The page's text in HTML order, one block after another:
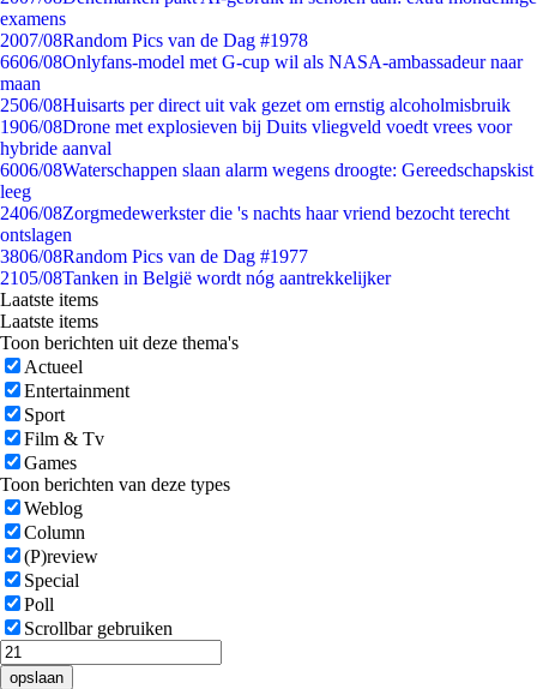
examens
2007/08Random Pics van de Dag #1978
6606/08Onlyfans-model met G-cup wil als NASA-ambassadeur naar
maan
2506/08Huisarts per direct uit vak gezet om ernstig alcoholmisbruik
1906/08Drone met explosieven bij Duits vliegveld voedt vrees voor
hybride aanval
6006/08Waterschappen slaan alarm wegens droogte: Gereedschapskist
leeg
2406/08Zorgmedewerkster die 's nachts haar vriend bezocht terecht
ontslagen
3806/08Random Pics van de Dag #1977
2105/08Tanken in België wordt nóg aantrekkelijker
Laatste items
Laatste items
Toon berichten uit deze thema's
Actueel
Entertainment
Sport
Film & Tv
Games
Toon berichten van deze types
Weblog
Column
(P)review
Special
Poll
Scrollbar gebruiken
opslaan